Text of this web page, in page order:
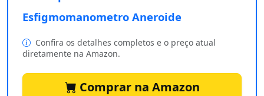
Esfigmomanometro Aneroide
Confira os detalhes completos e o preço atual
diretamente na Amazon.
Comprar na Amazon